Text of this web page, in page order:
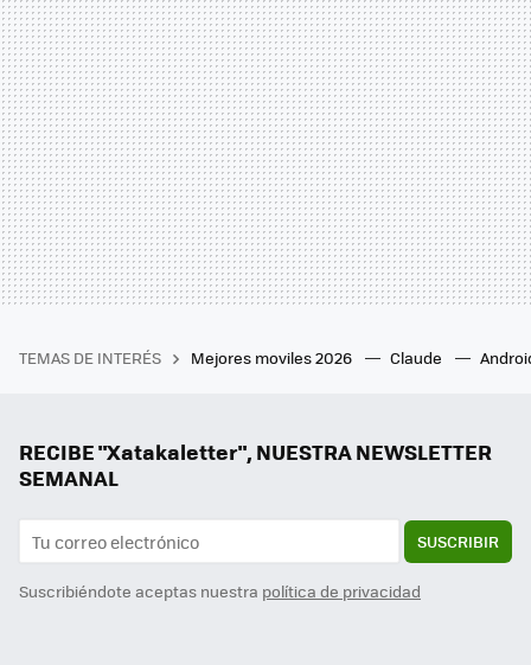
TEMAS DE INTERÉS Mejores moviles 2026 Claude
RECIBE "Xatakaletter", NUESTRA NEWSLETTER
SEMANAL
SUSCRIBIR
Suscribiéndote aceptas nuestra política de privacidad